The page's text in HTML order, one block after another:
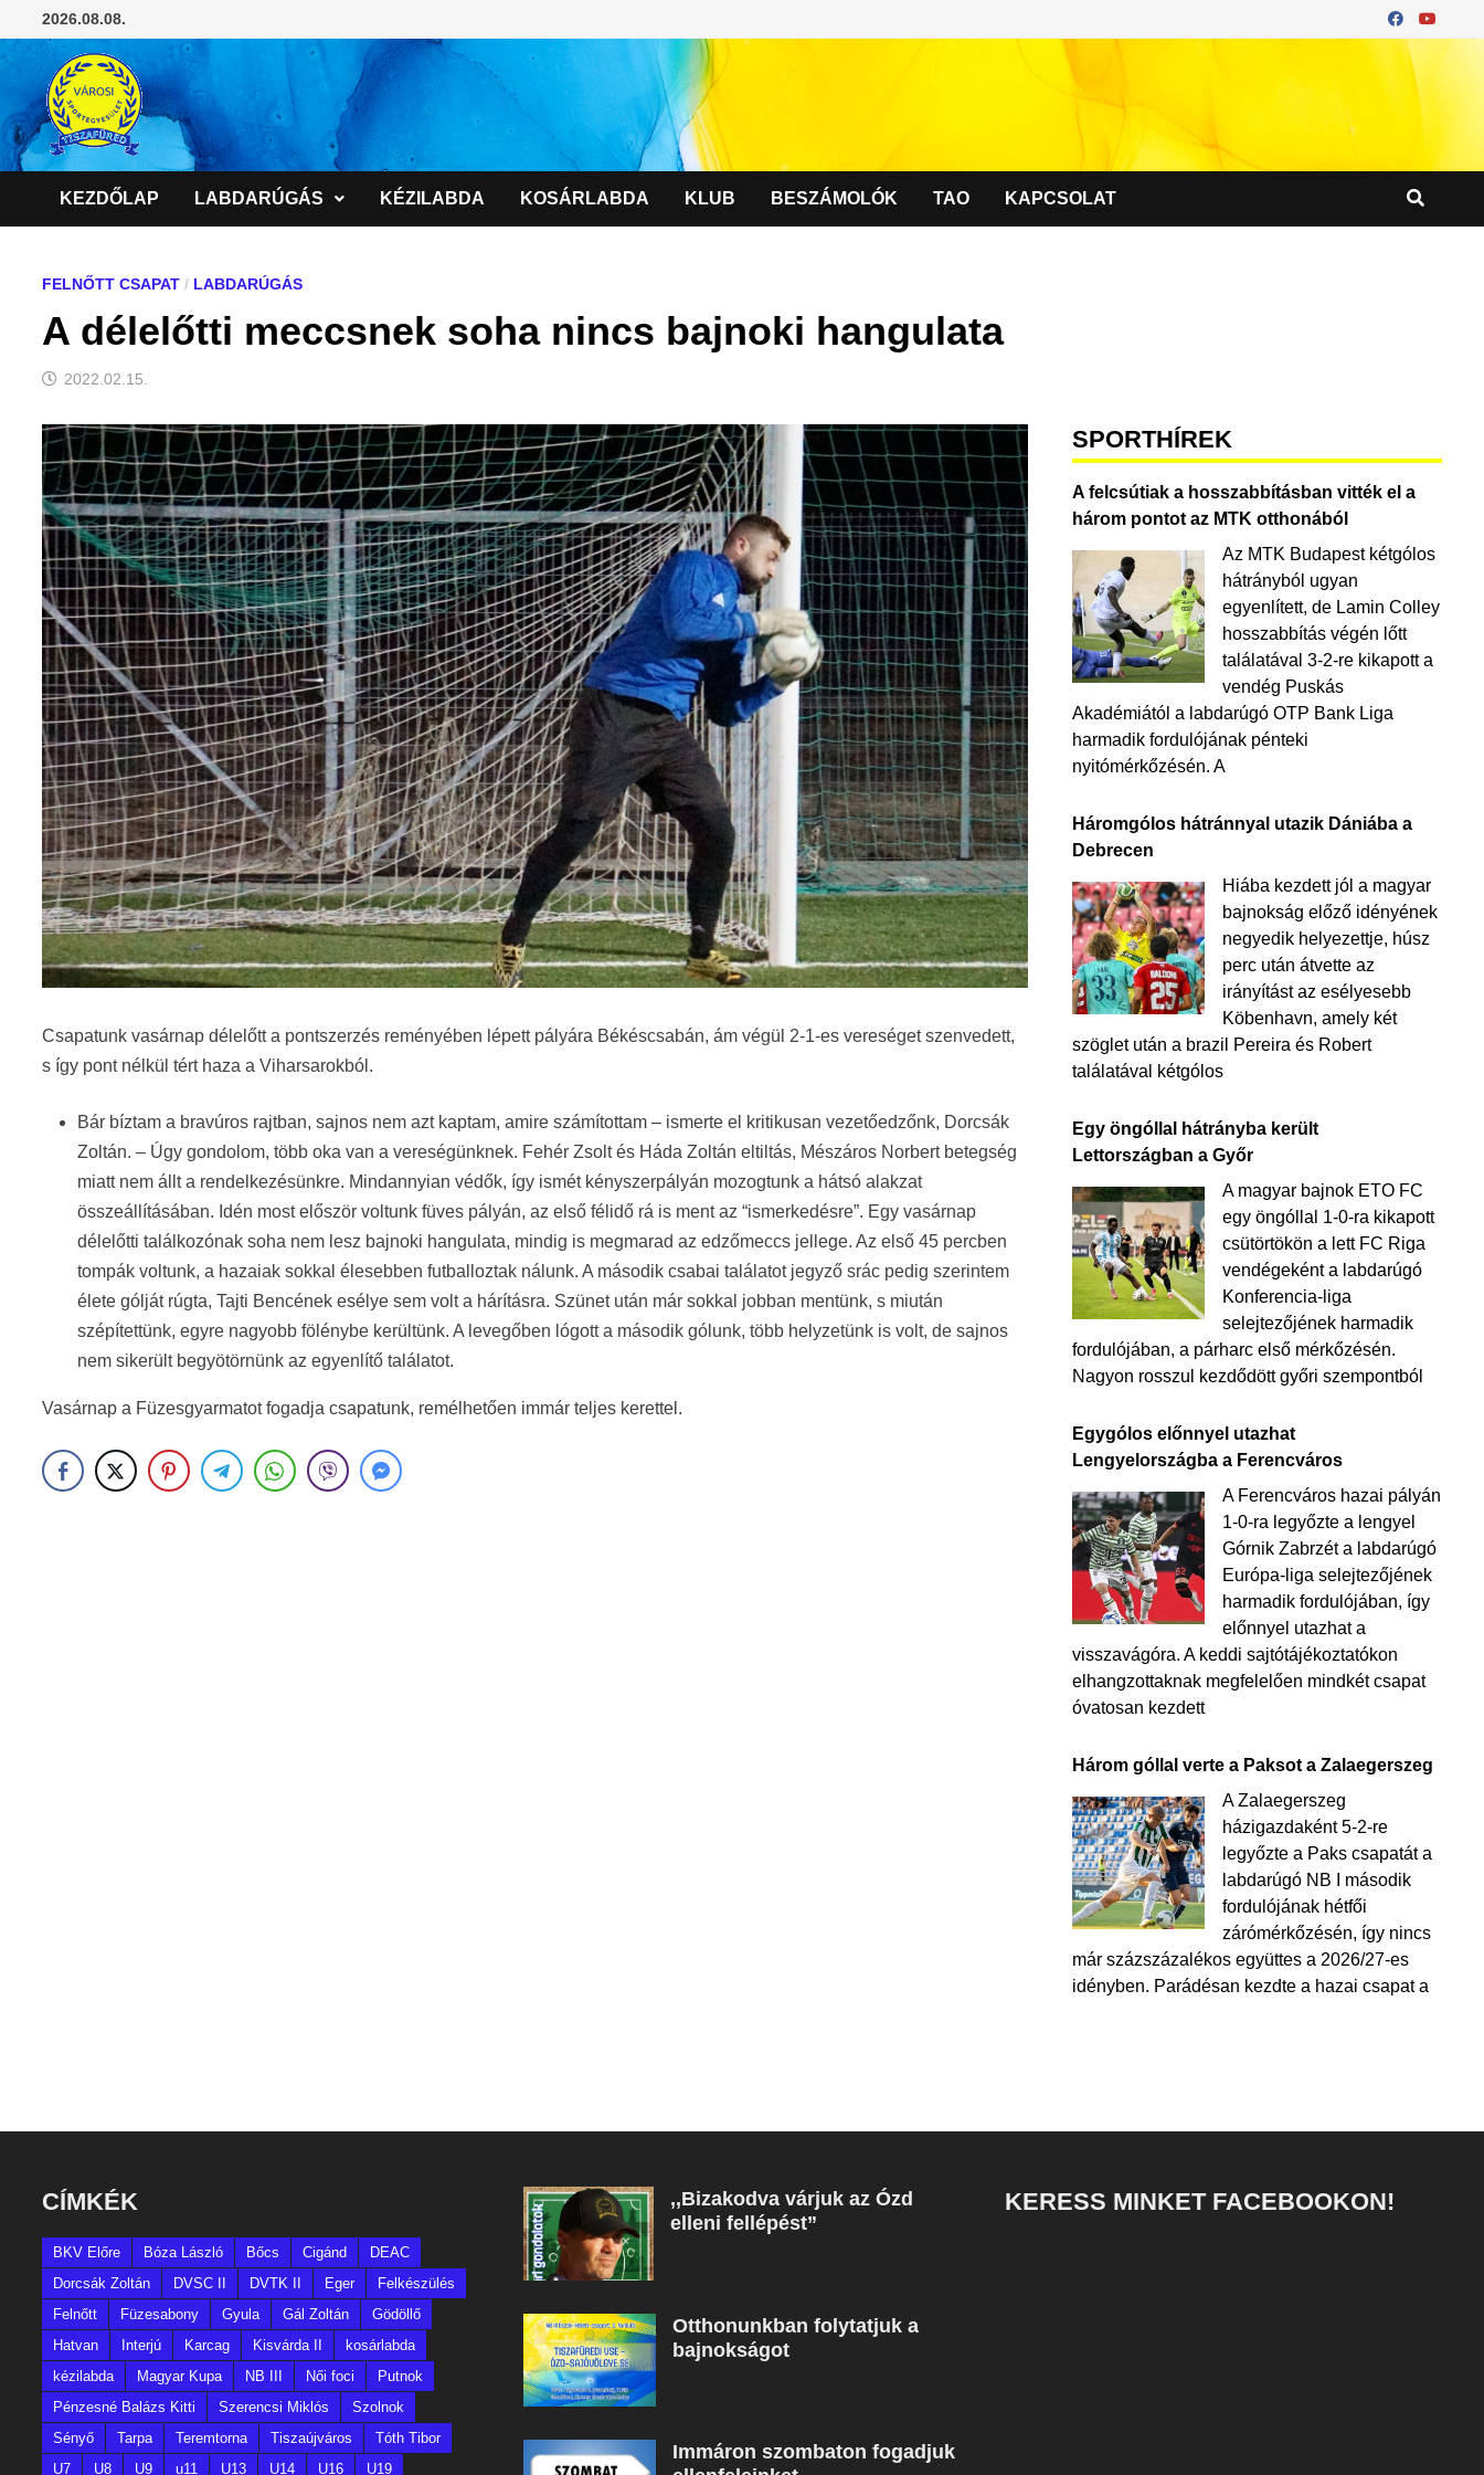
to
2026.08.08.
KEZDŐLAP LABDARÚGÁS KÉZILABDA KOSÁRLABDA KLUB BESZÁMOLÓK TAO KAPCSOLAT
FELNŐTT CSAPAT / LABDARÚGÁS
A délelőtti meccsnek soha nincs bajnoki hangulata
2022.02.15.
Csapatunk vasárnap délelőtt a pontszerzés reményében lépett pályára Békéscsabán, ám végül 2-1-es vereséget szenvedett,
s így pont nélkül tért haza a Viharsarokból.
Bár bíztam a bravúros rajtban, sajnos nem azt kaptam, amire számítottam – ismerte el kritikusan vezetőedzőnk, Dorcsák
Zoltán. – Úgy gondolom, több oka van a vereségünknek. Fehér Zsolt és Háda Zoltán eltiltás, Mészáros Norbert betegség
miatt nem állt a rendelkezésünkre. Mindannyian védők, így ismét kényszerpályán mozogtunk a hátsó alakzat
összeállításában. Idén most először voltunk füves pályán, az első félidő rá is ment az “ismerkedésre”. Egy vasárnap
délelőtti találkozónak soha nem lesz bajnoki hangulata, mindig is megmarad az edzőmeccs jellege. Az első 45 percben
tompák voltunk, a hazaiak sokkal élesebben futballoztak nálunk. A második csabai találatot jegyző srác pedig szerintem
élete gólját rúgta, Tajti Bencének esélye sem volt a hárításra. Szünet után már sokkal jobban mentünk, s miután
szépítettünk, egyre nagyobb fölénybe kerültünk. A levegőben lógott a második gólunk, több helyzetünk is volt, de sajnos
nem sikerült begyötörnünk az egyenlítő találatot.
Vasárnap a Füzesgyarmatot fogadja csapatunk, remélhetően immár teljes kerettel.
SPORTHÍREK
A felcsútiak a hosszabbításban vitték el a
három pontot az MTK otthonából
Az MTK Budapest kétgólos
hátrányból ugyan
egyenlített, de Lamin Colley
hosszabbítás végén lőtt
találatával 3-2-re kikapott a
vendég Puskás
Akadémiától a labdarúgó OTP Bank Liga
harmadik fordulójának pénteki
nyitómérkőzésén. A
Háromgólos hátránnyal utazik Dániába a
Debrecen
Hiába kezdett jól a magyar
bajnokság előző idényének
negyedik helyezettje, húsz
perc után átvette az
irányítást az esélyesebb
Köbenhavn, amely két
szöglet után a brazil Pereira és Robert
találatával kétgólos
Egy öngóllal hátrányba került
Lettországban a Győr
A magyar bajnok ETO FC
egy öngóllal 1-0-ra kikapott
csütörtökön a lett FC Riga
vendégeként a labdarúgó
Konferencia-liga
selejtezőjének harmadik
fordulójában, a párharc első mérkőzésén.
Nagyon rosszul kezdődött győri szempontból
Egygólos előnnyel utazhat
Lengyelországba a Ferencváros
A Ferencváros hazai pályán
1-0-ra legyőzte a lengyel
Górnik Zabrzét a labdarúgó
Európa-liga selejtezőjének
harmadik fordulójában, így
előnnyel utazhat a
visszavágóra. A keddi sajtótájékoztatókon
elhangzottaknak megfelelően mindkét csapat
óvatosan kezdett
Három góllal verte a Paksot a Zalaegerszeg
A Zalaegerszeg
házigazdaként 5-2-re
legyőzte a Paks csapatát a
labdarúgó NB I második
fordulójának hétfői
zárómérkőzésén, így nincs
már százszázalékos együttes a 2026/27-es
idényben. Parádésan kezdte a hazai csapat a
CÍMKÉK
BKV Előre Bóza László Bőcs Cigánd
DEAC
Dorcsák Zoltán
DVSC II DVTK II Eger
Felkészülés
Felnőtt
Füzesabony Gyula Gál Zoltán
Gödöllő
Hatvan
Interjú Karcag Kisvárda II
kosárlabda
kézilabda
Magyar Kupa NB III Női foci
Putnok
Pénzesné Balázs Kitti
Szerencsi Miklós
Szolnok
Sényő
Tarpa Teremtorna Tiszaújváros
Tóth Tibor
U7
U8 U9 u11 U13 U14 U16 U19
,,Bizakodva várjuk az Ózd
elleni fellépést”
Otthonunkban folytatjuk a
bajnokságot
Immáron szombaton fogadjuk
KERESS MINKET FACEBOOKON!